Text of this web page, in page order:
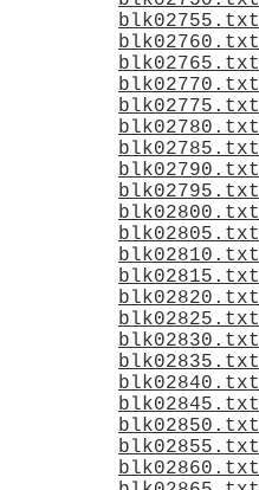
blk02755.txt
blk02760.txt
blk02765.txt
blk02770.txt
blk02775.txt
blk02780.txt
blk02785.txt
blk02790.txt
blk02795.txt
blk02800.txt
blk02805.txt
blk02810.txt
blk02815.txt
blk02820.txt
blk02825.txt
blk02830.txt
blk02835.txt
blk02840.txt
blk02845.txt
blk02850.txt
blk02855.txt
blk02860.txt